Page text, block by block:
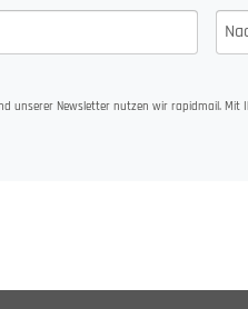
unserer Newsletter nutzen wir rapidmail.